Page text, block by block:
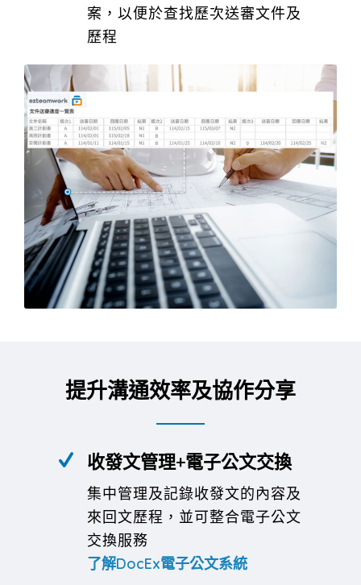
案，以便於查找歷次送審文件及
歷程
提升溝通效率及協作分享
收發文管理+電子公文交換
集中管理及記錄收發文的內容及
來回文歷程，並可整合電子公文
交換服務
了解DocEx電子公文系統